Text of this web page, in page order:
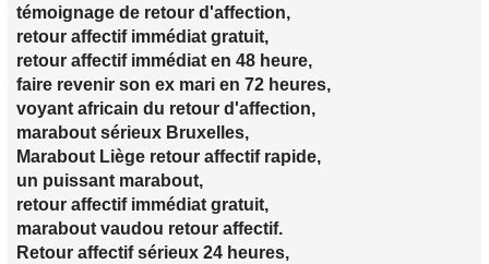
témoignage de retour d'affection,
retour affectif immédiat gratuit,
retour affectif immédiat en 48 heure,
faire revenir son ex mari en 72 heures,
voyant africain du retour d'affection,
marabout sérieux Bruxelles,
Marabout Liège retour affectif rapide,
un puissant marabout,
retour affectif immédiat gratuit,
marabout vaudou retour affectif.
Retour affectif sérieux 24 heures,